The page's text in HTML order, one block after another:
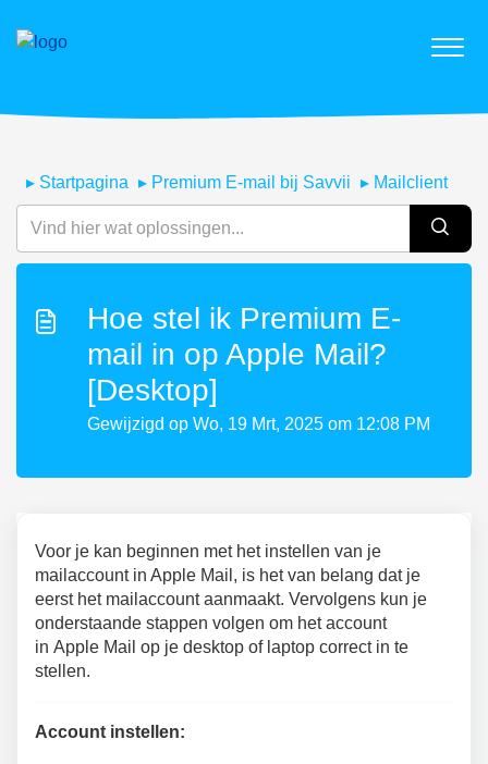
Startpagina Premium E-mail bij Savvii Mailclient
Hoe stel ik Premium E-
mail in op Apple Mail?
[Desktop]
Gewijzigd op Wo, 19 Mrt, 2025 om 12:08 PM
Voor je kan beginnen met het instellen van je
mailaccount in Apple Mail, is het van belang dat je
eerst het mailaccount aanmaakt. Vervolgens kun je
onderstaande stappen volgen om het account
in Apple Mail op je desktop of laptop correct in te
stellen.
Account instellen: